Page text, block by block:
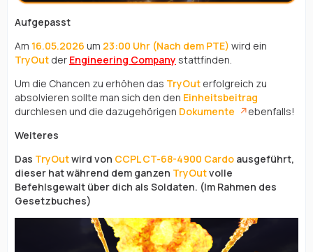
Aufgepasst
Am 16.05.2026 um 23:00 Uhr (Nach dem PTE) wird ein
TryOut der Engineering Company stattfinden.
Um die Chancen zu erhöhen das TryOut erfolgreich zu
absolvieren sollte man sich den den Einheitsbeitrag
durchlesen und die dazugehörigen Dokumente
ebenfalls!
Weiteres
Das TryOutwird von CCPL CT-68-4900 Cardo ausgeführt,
dieser hat während dem ganzen TryOutvolle
Befehlsgewalt über dich als Soldaten. (Im Rahmen des
Gesetzbuches)